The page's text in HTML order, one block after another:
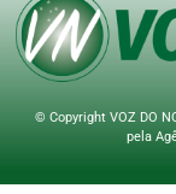
© Copyright VOZ DO
pela